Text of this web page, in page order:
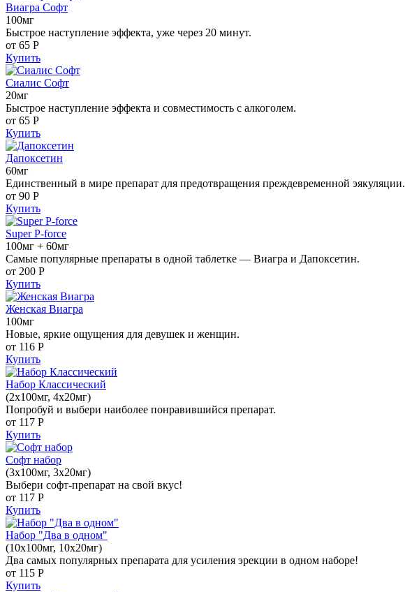
Виагра Софт
100мг
Быстрое наступление эффекта, уже через 20 минут.
от 65 Р
Купить
Сиалис Софт
20мг
Быстрое наступление эффекта и совместимость с алкоголем.
от 65 Р
Купить
Дапоксетин
60мг
Единственный в мире препарат для предотвращения преждевременной эякуляции.
от 90 Р
Купить
Super P-force
100мг + 60мг
Самые популярные препараты в одной таблетке — Виагра и Дапоксетин.
от 200 Р
Купить
Женская Виагра
100мг
Новые, яркие ощущения для девушек и женщин.
от 116 Р
Купить
Набор Классический
(2x100мг, 4x20мг)
Попробуй и выбери наиболее понравившийся препарат.
от 117 Р
Купить
Софт набор
(3x100мг, 3x20мг)
Выбери софт-препарат на свой вкус!
от 117 Р
Купить
Набор "Два в одном"
(10x100мг, 10x20мг)
Два самых популярных препарата для усиления эрекции в одном наборе!
от 115 Р
Купить